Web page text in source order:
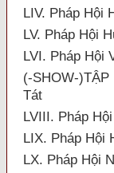
LIV. Pháp Hội
LV. Pháp Hội
LVI. Pháp Hội
(-SHOW-
Tát
LVIII. Pháp
LIX. Pháp Hội
LX. Pháp Hội